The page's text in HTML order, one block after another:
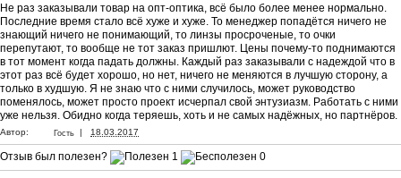
Не раз заказывали товар на опт-оптика, всё было более менее нормально.
Последние время стало всё хуже и хуже. То менеджер попадётся ничего не
знающий ничего не понимающий, то линзы просроченые, то очки
перепутают, то вообще не тот заказ пришлют. Цены почему-то поднимаются
в тот момент когда падать должны. Каждый раз заказывали с надеждой что в
этот раз всё будет хорошо, но нет, ничего не меняются в лучшую сторону, а
только в худшую. Я не знаю что с ними случилось, может руководство
поменялось, может просто проект исчерпал свой энтузиазм. Работать с ними
уже нельзя. Обидно когда теряешь, хоть и не самых надёжных, но партнёров.
Автор: Гость | 18.03.2017
Отзыв был полезен? 1 0